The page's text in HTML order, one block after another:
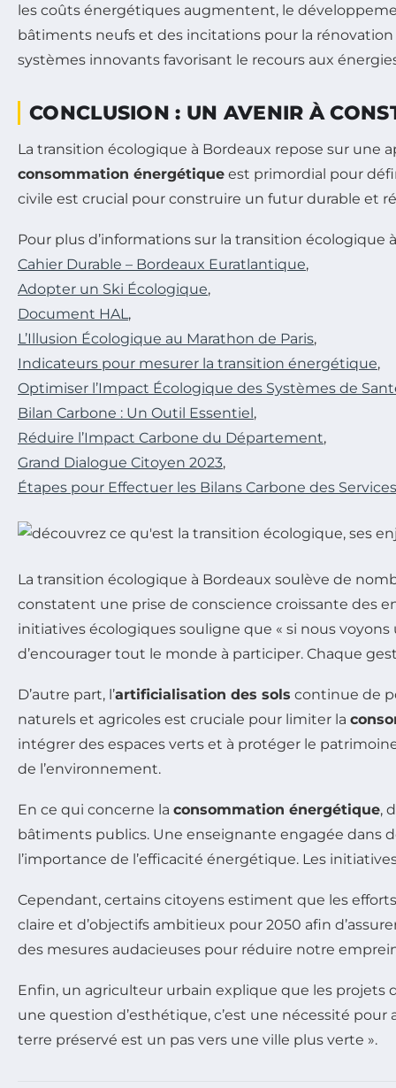
les coûts énergétiques augmentent, le
bâtiments neufs et des incitations pour la
systèmes innovants favorisant le recours aux
CONCLUSION : UN AVENIR À
La transition écologique à Bordeaux repose sur une
consommation énergétique est primordial pour
civile est crucial pour construire un futur durable et
Pour plus d’informations sur la transition écologique
Cahier Durable – Bordeaux Euratlantique,
Adopter un Ski Écologique,
Document HAL ,
L’Illusion Écologique au Marathon de Paris,
Indicateurs pour mesurer la transition énergétique,
Optimiser l’Impact Écologique des Systèmes de
Bilan Carbone : Un Outil Essentiel,
Réduire l’Impact Carbone du Département,
Grand Dialogue Citoyen 2023,
Étapes pour Effectuer les Bilans Carbone des
La transition écologique à Bordeaux soulève de
constatent une prise de conscience croissante des
initiatives écologiques souligne que « si nous
d’encourager tout le monde à participer. Chaque
D’autre part, l’artificialisation des sols continue de
naturels et agricoles est cruciale pour limiter la
intégrer des espaces verts et à protéger le
de l’environnement.
En ce qui concerne la consommation énergétique,
bâtiments publics. Une enseignante engagée dans
l’importance de l’efficacité énergétique. Les
Cependant, certains citoyens estiment que les
claire et d’objectifs ambitieux pour 2050 afin
des mesures audacieuses pour réduire notre
Enfin, un agriculteur urbain explique que les projets
une question d’esthétique, c’est une nécessité
terre préservé est un pas vers une ville plus verte ».